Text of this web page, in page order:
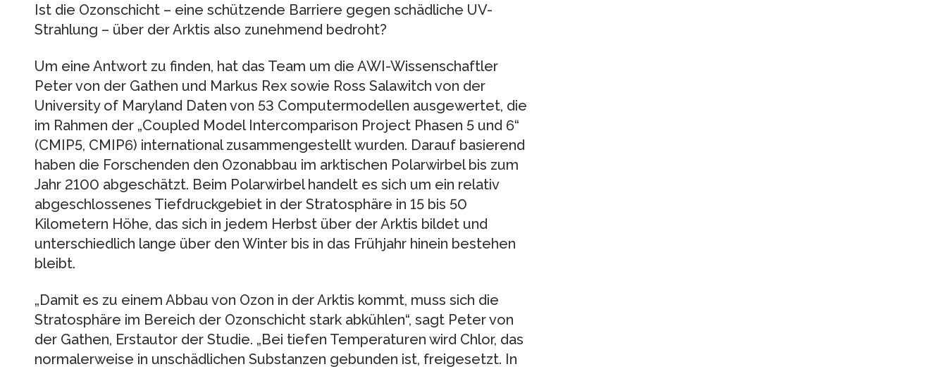
Ist die Ozonschicht – eine schützende Barriere gegen schädliche UV-
Strahlung – über der Arktis also zunehmend bedroht?
Um eine Antwort zu finden, hat das Team um die AWI-Wissenschaftler
Peter von der Gathen und Markus Rex sowie Ross Salawitch von der
University of Maryland Daten von 53 Computermodellen ausgewertet, die
im Rahmen der „Coupled Model Intercomparison Project Phasen 5 und 6“
(CMIP5, CMIP6) international zusammengestellt wurden. Darauf basierend
haben die Forschenden den Ozonabbau im arktischen Polarwirbel bis zum
Jahr 2100 abgeschätzt. Beim Polarwirbel handelt es sich um ein relativ
abgeschlossenes Tiefdruckgebiet in der Stratosphäre in 15 bis 50
Kilometern Höhe, das sich in jedem Herbst über der Arktis bildet und
unterschiedlich lange über den Winter bis in das Frühjahr hinein bestehen
bleibt.
„Damit es zu einem Abbau von Ozon in der Arktis kommt, muss sich die
Stratosphäre im Bereich der Ozonschicht stark abkühlen“, sagt Peter von
der Gathen, Erstautor der Studie. „Bei tiefen Temperaturen wird Chlor, das
normalerweise in unschädlichen Substanzen gebunden ist, freigesetzt. In